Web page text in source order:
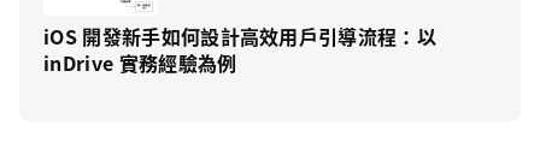
iOS 開發新手如何設計高效用戶引導流程：以
inDrive 實務經驗為例